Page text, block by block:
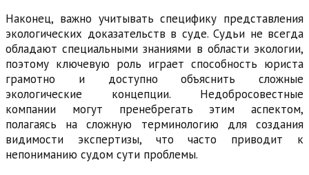
Наконец, важно учитывать специфику представления
экологических доказательств в суде. Судьи не всегда
обладают специальными знаниями в области экологии,
поэтому ключевую роль играет способность юриста
грамотно и доступно объяснить сложные
экологические концепции. Недобросовестные
компании могут пренебрегать этим аспектом,
полагаясь на сложную терминологию для создания
видимости экспертизы, что часто приводит к
непониманию судом сути проблемы.